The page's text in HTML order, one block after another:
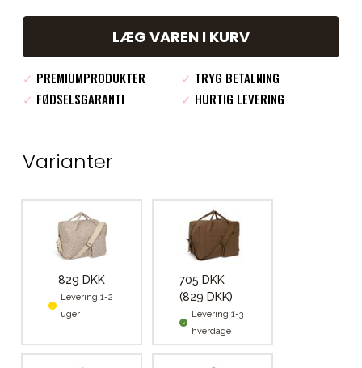
LÆG VAREN I KURV
✓ PREMIUMPRODUKTER ✓ TRYG BETALNING
✓ FØDSELSGARANTI ✓ HURTIG LEVERING
Varianter
829 DKK
Levering 1-2
uger
705 DKK
(829 DKK)
Levering 1-3
hverdage